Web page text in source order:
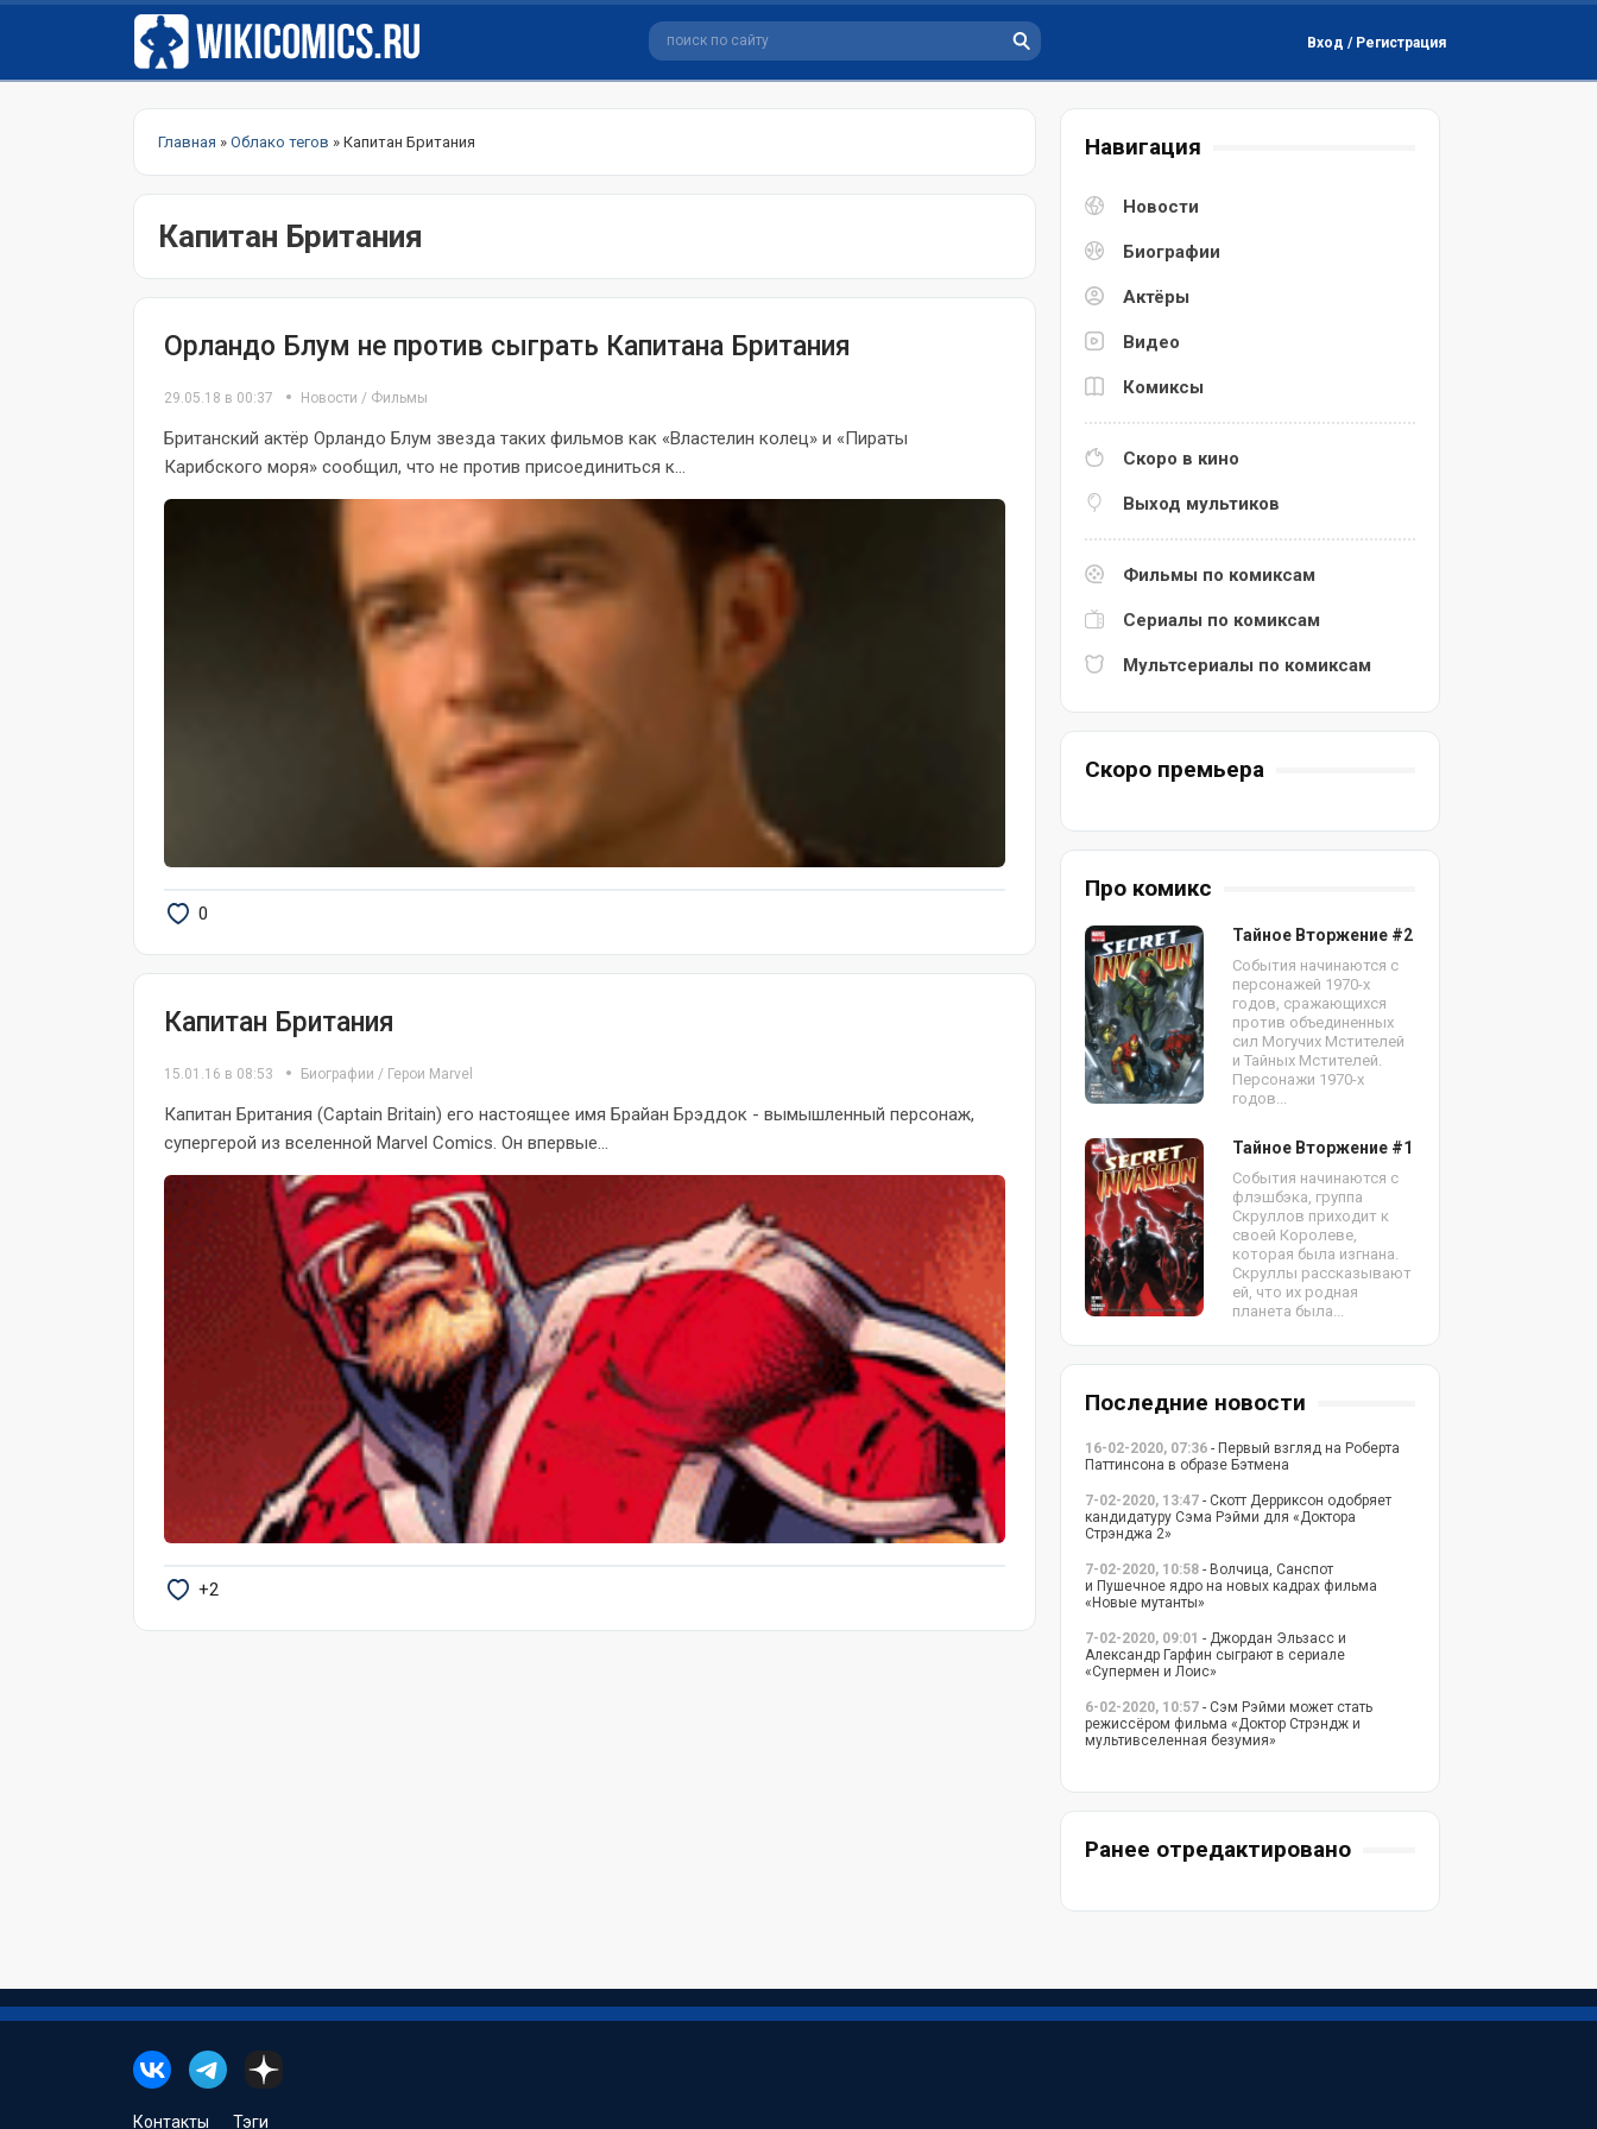
Вход / Регистрация
Главная » Облако тегов » Капитан Британия
Капитан Британия
Орландо Блум не против сыграть Капитана Британия
29.05.18 в 00:37 Новости / Фильмы
Британский актёр Орландо Блум звезда таких фильмов как «Властелин колец» и «Пираты
Карибского моря» сообщил, что не против присоединиться к...
0
Капитан Британия
15.01.16 в 08:53 Биографии / Герои Marvel
Капитан Британия (Captain Britain) его настоящее имя Брайан Брэддок - вымышленный персонаж,
супергерой из вселенной Marvel Comics. Он впервые...
+2
Навигация
Новости
Биографии
Актёры
Видео
Комиксы
Скоро в кино
Выход мультиков
Фильмы по комиксам
Сериалы по комиксам
Мультсериалы по комиксам
Скоро премьера
Про комикс
Тайное Вторжение #2
События начинаются с
персонажей 1970-х
годов, сражающихся
против объединенных
сил Могучих Мстителей
и Тайных Мстителей.
Персонажи 1970-х
годов...
Тайное Вторжение #1
События начинаются с
флэшбэка, группа
Скруллов приходит к
своей Королеве,
которая была изгнана.
Скруллы рассказывают
ей, что их родная
планета была...
Последние новости
16-02-2020, 07:36 - Первый взгляд на Роберта
Паттинсона в образе Бэтмена
7-02-2020, 13:47 - Скотт Дерриксон одобряет
кандидатуру Сэма Рэйми для «Доктора
Стрэнджа 2»
7-02-2020, 10:58 - Волчица, Санспот
и Пушечное ядро на новых кадрах фильма
«Новые мутанты»
7-02-2020, 09:01 - Джордан Эльзасс и
Александр Гарфин сыграют в сериале
«Супермен и Лоис»
6-02-2020, 10:57 - Сэм Рэйми может стать
режиссёром фильма «Доктор Стрэндж и
мультивселенная безумия»
Ранее отредактировано
Контакты Тэги